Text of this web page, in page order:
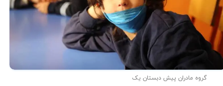
گروه مادران پیش دبستان یک